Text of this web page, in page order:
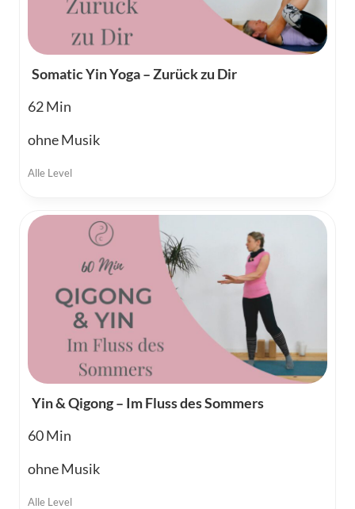
Somatic Yin Yoga – Zurück zu Dir
62
ohne Musik
Alle Level
Yin & Qigong – Im Fluss des Sommers
60
ohne Musik
Alle Level